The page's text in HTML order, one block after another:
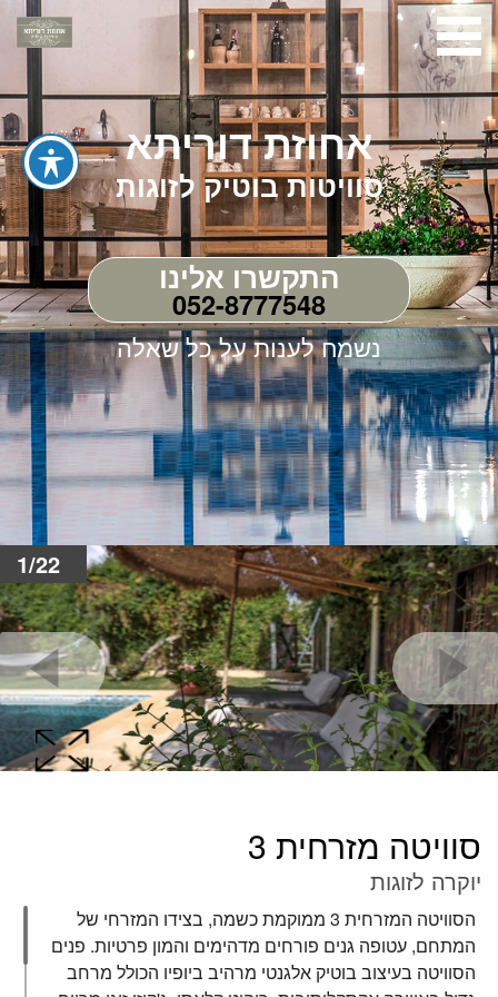
אחוזת דוריתא
סוויטות בוטיק לזוגות
התקשרו אלינו
052-8777548
נשמח לענות על כל שאלה
1/22
סוויטה מזרחית 3
יוקרה לזוגות
הסוויטה המזרחית 3 ממוקמת כשמה, בצידו המזרחי של
המתחם, עטופה גנים פורחים מדהימים והמון פרטיות. פנים
הסוויטה בעיצוב בוטיק אלגנטי מרהיב ביופיו הכולל מרחב